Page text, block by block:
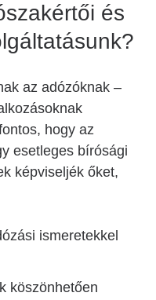
és
az adózóknak –
hogy az
esetleges bírósági
képviseljék őket,
ismeretekkel
köszönhetően